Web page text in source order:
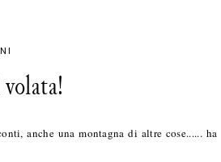
anche una montagna di altre cose...... ha